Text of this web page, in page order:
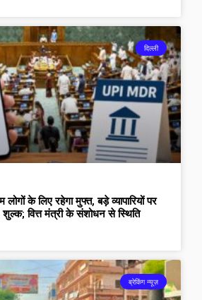
दिल्ली
के लिए रहेगा मुफ्त, बड़े व्यापारियों पर
वित्त मंत्री के संशोधन से स्थिति
ब्रेकिंग न्यूज़